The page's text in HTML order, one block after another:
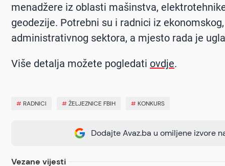
menadžere iz oblasti mašinstva,
geodezije. Potrebni su i radnici iz
administrativnog sektora, a mjesto rada je
Više detalja možete pogledati ovdje.
# RADNICI #ŽELJEZNICE FBIH # KONKURS
Dodajte Avaz.ba u omiljene izvore
Vezane vijesti